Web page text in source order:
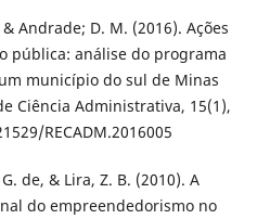
Andrade; D. M. (2016). Ações
pública: análise do programa
município do sul de Minas
Ciência Administrativa, 15(1),
RECADM.2016005
de, & Lira, Z. B. (2010). A
do empreendedorismo no